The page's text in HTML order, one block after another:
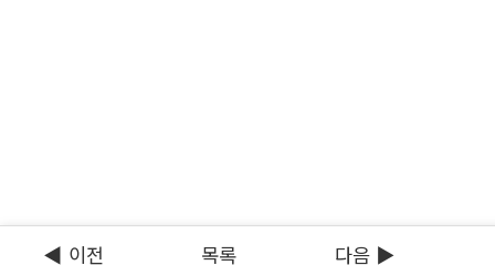
◀ 이전 목록 다음 ▶